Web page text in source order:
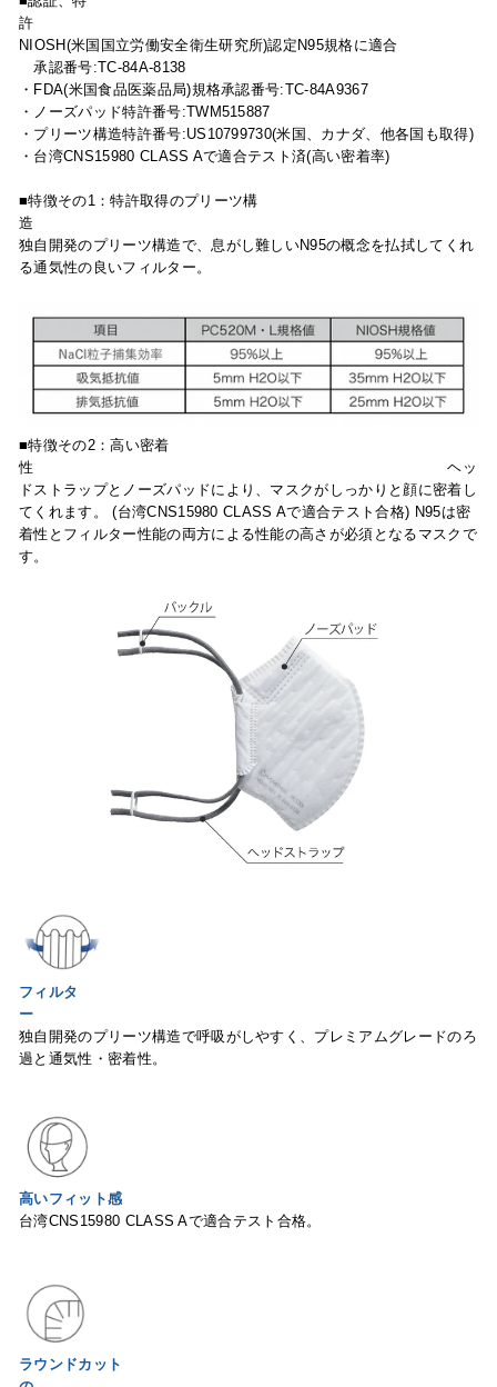
NIOSH(米国 国立労働安全衛生研究所)認定 N95規格に適合
承認番号:TC-84A-8138
・ FDA(米国食品医薬品局)規格承認番号:TC-84A9367
・ノーズパッド特許番号:TWM515887
・ プリーツ構造特許番号:US10799730(米国、カナダ、他各国も取得)
・台湾CNS15980 CLASS Aで適合テスト済(高い密着率)
■特徴その1：特許取得のプリーツ構
造
独自開発のプリーツ構造で、息がし難しいN95の概念を払拭してくれ
る通気性の良いフィルター。
■特徴その2：高い密着
性ヘッ
ドストラップとノーズパッドにより、マスクがしっかりと顔に密着し
てくれます。 (台湾CNS15980 CLASS Aで適合テスト合格) N95は密
着性とフィルター性能の両方による性能の高さが必須となるマスクで
す。
フィルタ
ー
独自開発のプリーツ構造で呼吸がしやすく、プレミアムグレードのろ
過と通気性 ・密着性。
高いフィット感
台湾CNS15980 CLASS Aで適合テスト合格。
ラウンドカット